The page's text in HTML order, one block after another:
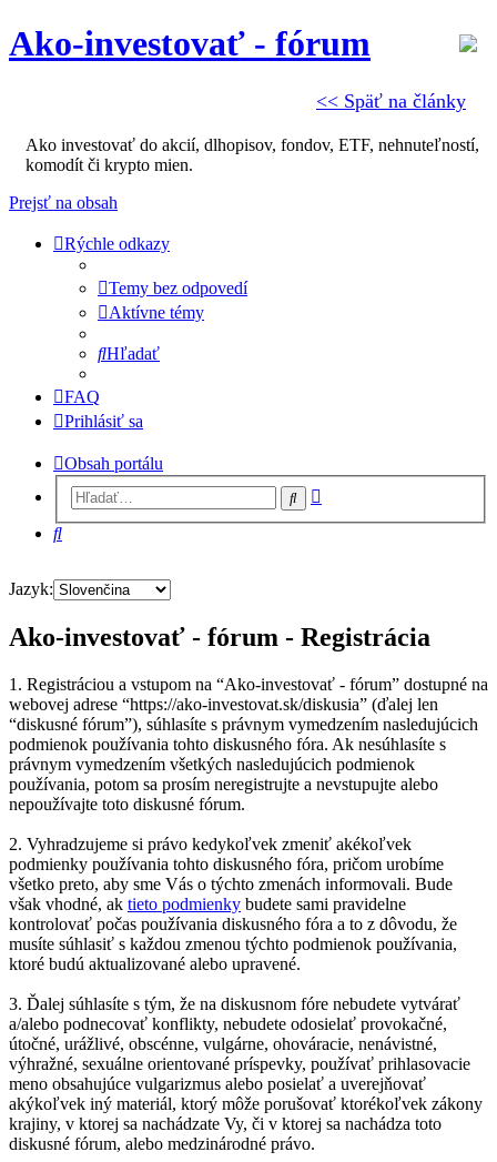
<< Späť na články
Ako-investovať - fórum
Ako investovať do akcií, dlhopisov, fondov, ETF, nehnuteľností,
komodít či krypto mien.
Prejsť na obsah
Rýchle odkazy
Temy bez odpovedí
Aktívne témy
Hľadať
FAQ
Prihlásiť sa
Obsah portálu
Hľadať
Hľadať
Jazyk:
Ako-investovať - fórum - Registrácia
1. Registráciou a vstupom na “Ako-investovať - fórum” dostupné na
webovej adrese “https://ako-investovat.sk/diskusia” (ďalej len
“diskusné fórum”), súhlasíte s právnym vymedzením nasledujúcich
podmienok používania tohto diskusného fóra. Ak nesúhlasíte s
právnym vymedzením všetkých nasledujúcich podmienok
používania, potom sa prosím neregistrujte a nevstupujte alebo
nepoužívajte toto diskusné fórum.
2. Vyhradzujeme si právo kedykoľvek zmeniť akékoľvek
podmienky používania tohto diskusného fóra, pričom urobíme
všetko preto, aby sme Vás o týchto zmenách informovali. Bude
však vhodné, ak tieto podmienky budete sami pravidelne
kontrolovať počas používania diskusného fóra a to z dôvodu, že
musíte súhlasiť s každou zmenou týchto podmienok používania,
ktoré budú aktualizované alebo upravené.
3. Ďalej súhlasíte s tým, že na diskusnom fóre nebudete vytvárať
a/alebo podnecovať konflikty, nebudete odosielať provokačné,
útočné, urážlivé, obscénne, vulgárne, ohováracie, nenávistné,
výhražné, sexuálne orientované príspevky, používať prihlasovacie
meno obsahujúce vulgarizmus alebo posielať a uverejňovať
akýkoľvek iný materiál, ktorý môže porušovať ktorékoľvek zákony
krajiny, v ktorej sa nachádzate Vy, či v ktorej sa nachádza toto
diskusné fórum, alebo medzinárodné právo.